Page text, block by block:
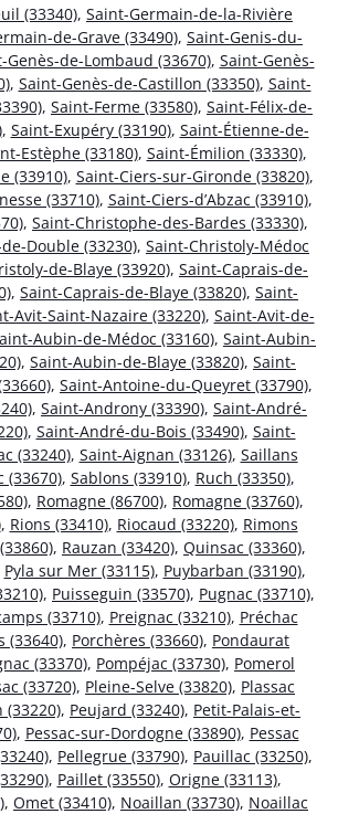
(33340), Saint-Germain-de-la-Rivière
de-Grave (33490), Saint-Genis-du-
Genès-de-Lombaud (33670), Saint-Genès-
, Saint-Genès-de-Castillon (33350), Saint-
, Saint-Ferme (33580), Saint-Félix-de-
, Saint-Exupéry (33190), Saint-Étienne-de-
Estèphe (33180), Saint-Émilion (33330),
(33910), Saint-Ciers-sur-Gironde (33820),
(33710), Saint-Ciers-d’Abzac (33910),
, Saint-Christophe-des-Bardes (33330),
Double (33230), Saint-Christoly-Médoc
de-Blaye (33920), Saint-Caprais-de-
, Saint-Caprais-de-Blaye (33820), Saint-
Avit-Saint-Nazaire (33220), Saint-Avit-de-
Aubin-de-Médoc (33160), Saint-Aubin-
, Saint-Aubin-de-Blaye (33820), Saint-
, Saint-Antoine-du-Queyret (33790),
, Saint-Androny (33390), Saint-André-
, Saint-André-du-Bois (33490), Saint-
(33240), Saint-Aignan (33126), Saillans
(33670), Sablons (33910), Ruch (33350),
, Romagne (86700), Romagne (33760),
, Rions (33410), Riocaud (33220), Rimons
, Rauzan (33420), Quinsac (33360),
Pyla sur Mer (33115), Puybarban (33190),
, Puisseguin (33570), Pugnac (33710),
(33710), Preignac (33210), Préchac
(33640), Porchères (33660), Pondaurat
(33370), Pompéjac (33730), Pomerol
(33720), Pleine-Selve (33820), Plassac
(33220), Peujard (33240), Petit-Palais-et-
, Pessac-sur-Dordogne (33890), Pessac
, Pellegrue (33790), Pauillac (33250),
, Paillet (33550), Origne (33113),
, Omet (33410), Noaillan (33730), Noaillac